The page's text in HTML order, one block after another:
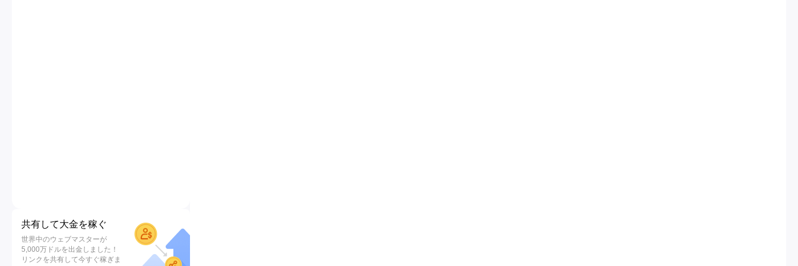
共有して大金を稼ぐ
世界中のウェブマスターが
5,000万ドルを出金しました！
リンクを共有して今すぐ稼ぎま